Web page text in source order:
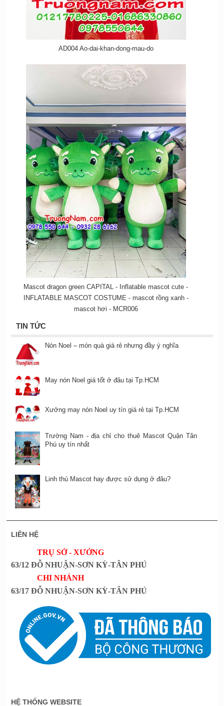
AD004 Ao-dai-khan-dong-mau-do
Mascot dragon green CAPITAL - Inflatable mascot cute -
INFLATABLE MASCOT COSTUME - mascot rồng xanh -
mascot hơi - MCR006
TIN TỨC
Nón Noel – món quà giá rẻ nhưng đầy ý nghĩa
May nón Noel giá tốt ở đâu tại Tp.HCM
Xưởng may nón Noel uy tín giá rẻ tại Tp.HCM
Trường Nam - địa chỉ cho thuê Mascot Quận Tân
Phú uy tín nhất
Linh thú Mascot hay được sử dụng ở đâu?
LIÊN HỆ
TRỤ SỞ - XƯỞNG
63/12 ĐỖ NHUẬN-SƠN KỲ-TÂN PHÚ
CHI NHÁNH
63/17 ĐỖ NHUẬN-SƠN KỲ-TÂN PHÚ
HỆ THỐNG WEBSITE